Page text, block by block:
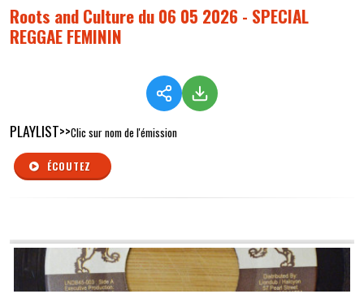
Roots and Culture du 06 05 2026 - SPECIAL
REGGAE FEMININ
PLAYLIST>>Clic sur nom de l'émission
ÉCOUTEZ